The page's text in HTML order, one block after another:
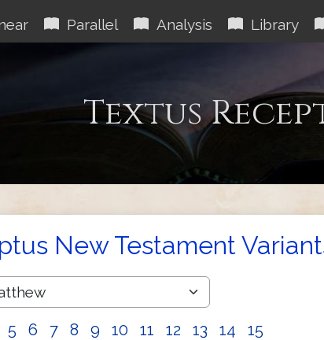
Parallel Analysis Library
Textus
New Testament
5 6 7 8 9 10 11 12 13 14
15